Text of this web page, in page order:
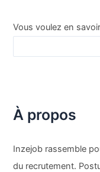
Vous voulez en
À propos
Inzejob rassemble
du recrutement.